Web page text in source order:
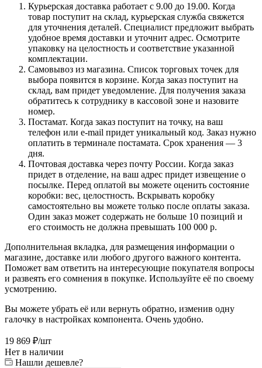
Курьерская доставка работает с 9.00 до 19.00. Когда
товар поступит на склад, курьерская служба свяжется
для уточнения деталей. Специалист предложит выбрать
удобное время доставки и уточнит адрес. Осмотрите
упаковку на целостность и соответствие указанной
комплектации.
Самовывоз из магазина. Список торговых точек для
выбора появится в корзине. Когда заказ поступит на
склад, вам придет уведомление. Для получения заказа
обратитесь к сотруднику в кассовой зоне и назовите
номер.
Постамат. Когда заказ поступит на точку, на ваш
телефон или e-mail придет уникальный код. Заказ нужно
оплатить в терминале постамата. Срок хранения — 3
дня.
Почтовая доставка через почту России. Когда заказ
придет в отделение, на ваш адрес придет извещение о
посылке. Перед оплатой вы можете оценить состояние
коробки: вес, целостность. Вскрывать коробку
самостоятельно вы можете только после оплаты заказа.
Один заказ может содержать не больше 10 позиций и
его стоимость не должна превышать 100 000 р.
Дополнительная вкладка, для размещения информации о
магазине, доставке или любого другого важного контента.
Поможет вам ответить на интересующие покупателя вопросы
и развеять его сомнения в покупке. Используйте её по своему
усмотрению.
Вы можете убрать её или вернуть обратно, изменив одну
галочку в настройках компонента. Очень удобно.
19 869 ₽/шт
Нет в наличии
Нашли дешевле?